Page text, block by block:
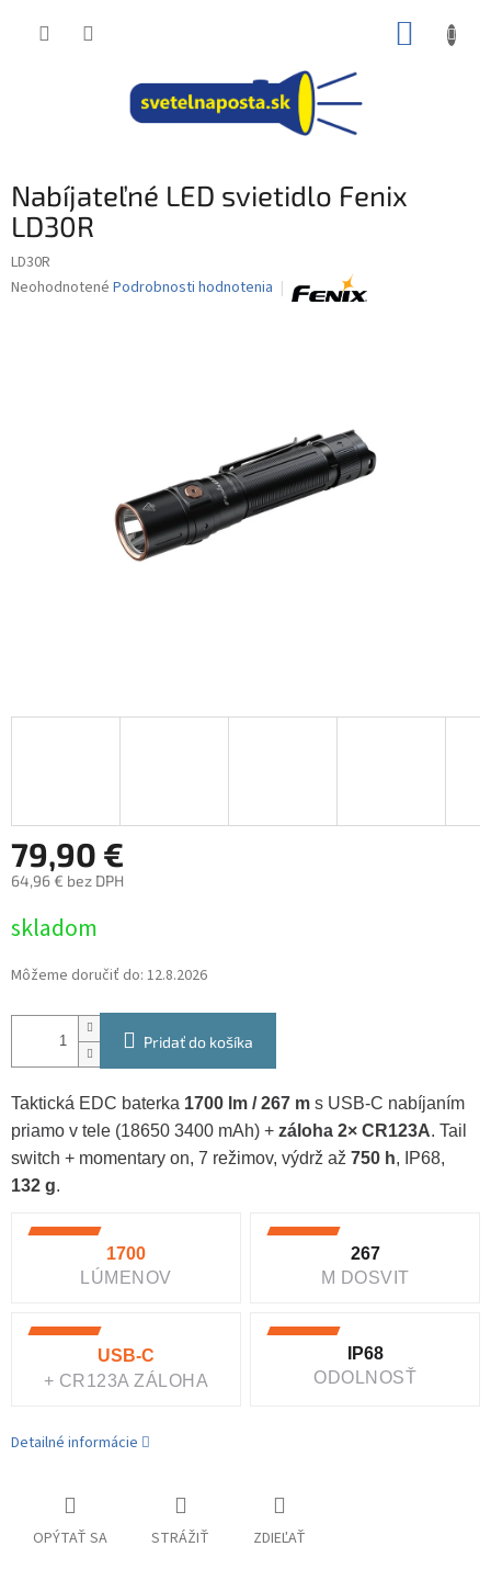
Nabíjateľné LED svietidlo Fenix
LD30R
LD30R
Priemerné
Neohodnotené Podrobnosti hodnotenia
79,90 €
64,96 € bez DPH
cena:
skladom
Môžeme doručiť do: 12.8.2026
Pridať do košíka
Taktická EDC baterka 1700 lm / 267 m s USB-C nabíjaním
priamo v tele (18650 3400 mAh) + záloha 2× CR123A. Tail
switch + momentary on, 7 režimov, výdrž až 750 h, IP68,
132 g.
1700
LÚMENOV
267
M DOSVIT
USB-C
+ CR123A ZÁLOHA
IP68
ODOLNOSŤ
Detailné informácie
OPÝTAŤ SA STRÁŽIŤ ZDIEĽAŤ